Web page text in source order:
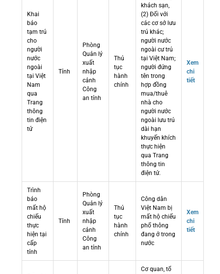
Khai
báo
tạm trú
cho
người
nước
ngoài
tại Việt
Nam
qua
Trang
thông
tin điện
tử
Tỉnh
Phòng
Quản lý
xuất
nhập
cảnh
Công
an tỉnh
Thủ
tục
hành
chính
khách sạn,
(2) Đối với
các cơ sở lưu
trú khác;
người nước
ngoài cư trú
tại Việt Nam;
người đứng
tên trong
hợp đồng
mua/thuê
nhà cho
người nước
ngoài lưu trú
dài hạn
khuyến khích
thực hiện
qua Trang
thông tin
điện tử.
Xem
chi
tiết
Trình
báo
mất hộ
chiếu
thực
hiện tại
cấp
tỉnh
Tỉnh
Phòng
Quản lý
xuất
nhập
cảnh
Công
an tỉnh
Thủ
tục
hành
chính
Công dân
Việt Nam bị
mất hộ chiếu
phổ thông
đang ở trong
nước
Xem
chi
tiết
Cơ quan, tổ